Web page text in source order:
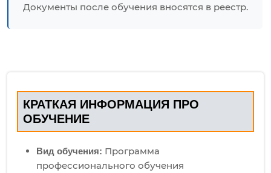
Документы после обучения вносятся в реестр.
КРАТКАЯ ИНФОРМАЦИЯ ПРО
ОБУЧЕНИЕ
Вид обучения: Программа
профессионального обучения